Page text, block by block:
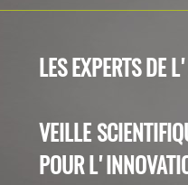
LES EXPERTS DE
VEILLE
POUR